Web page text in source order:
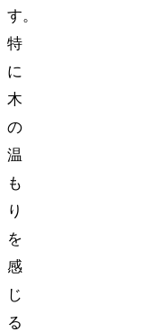
す。
特
に
木
の
温
も
り
を
感
じ
る